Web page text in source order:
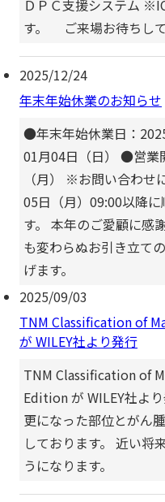
ＤＰＣ支援システム
す。 ご来場お待ちして
2025/12/24
年末年始休業のお知らせ
●年末年始休業日：
01月04日（日） ●営業
（月） ※お問い合わせ
05日（月）09:00以降
す。 本年のご愛顧に感
も変わらぬお引き立て
げます。
2025/09/03
TNM Classification of
が WILEY社より発行
TNM Classification of
Edition が WILEY社よ
更になった部位とがん
しております。 近い将
うになります。